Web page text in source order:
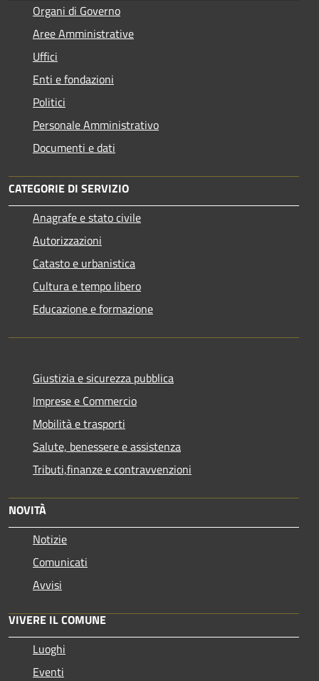
Organi di Governo
Aree Amministrative
Uffici
Enti e fondazioni
Politici
Personale Amministrativo
Documenti e dati
CATEGORIE DI SERVIZIO
Anagrafe e stato civile
Autorizzazioni
Catasto e urbanistica
Cultura e tempo libero
Educazione e formazione
Giustizia e sicurezza pubblica
Imprese e Commercio
Mobilità e trasporti
Salute, benessere e assistenza
Tributi,finanze e contravvenzioni
NOVITÀ
Notizie
Comunicati
Avvisi
VIVERE IL COMUNE
Luoghi
Eventi